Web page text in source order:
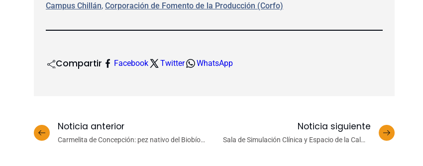
Campus Chillán, Corporación de Fomento de la Producción (Corfo)
Compartir Facebook Twitter WhatsApp
Noticia anterior
Carmelita de Concepción: pez nativo del Biobío
Noticia siguiente
Sala de Simulación Clínica y Espacio de la Calma